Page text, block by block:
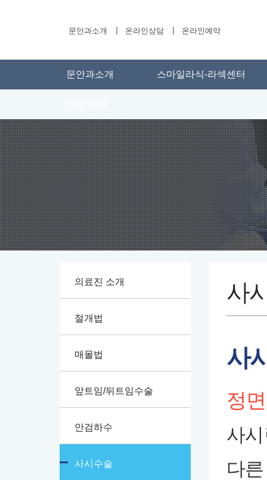
문안과소개 온라인상담 온라인예약
문안과소개 스마일라식-라섹센터
의료진 소개
절개법
매몰법
앞트임/뒤트임수술
안검하수
사시수술
사
사
정
사
다